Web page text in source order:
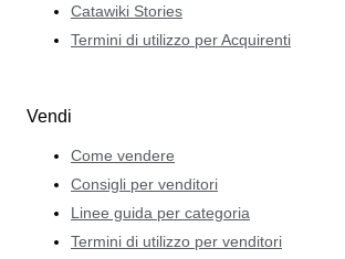
Catawiki Stories
Termini di utilizzo per Acquirenti
Vendi
Come vendere
Consigli per venditori
Linee guida per categoria
Termini di utilizzo per venditori